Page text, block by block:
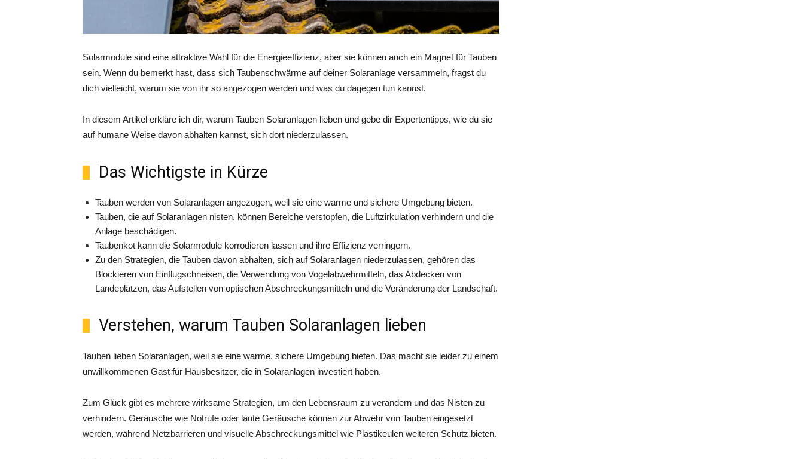
Solarmodule sind eine attraktive Wahl für die Energieeffizienz, aber sie können auch ein Magnet für Tauben
sein. Wenn du bemerkt hast, dass sich Taubenschwärme auf deiner Solaranlage versammeln, fragst du
dich vielleicht, warum sie von ihr so angezogen werden und was du dagegen tun kannst.
In diesem Artikel erkläre ich dir, warum Tauben Solaranlagen lieben und gebe dir Expertentipps, wie du sie
auf humane Weise davon abhalten kannst, sich dort niederzulassen.
Das Wichtigste in Kürze
Tauben werden von Solaranlagen angezogen, weil sie eine warme und sichere Umgebung bieten.
Tauben, die auf Solaranlagen nisten, können Bereiche verstopfen, die Luftzirkulation verhindern und die
Anlage beschädigen.
Taubenkot kann die Solarmodule korrodieren lassen und ihre Effizienz verringern.
Zu den Strategien, die Tauben davon abhalten, sich auf Solaranlagen niederzulassen, gehören das
Blockieren von Einflugschneisen, die Verwendung von Vogelabwehrmitteln, das Abdecken von
Landeplätzen, das Aufstellen von optischen Abschreckungsmitteln und die Veränderung der Landschaft.
Verstehen, warum Tauben Solaranlagen lieben
Tauben lieben Solaranlagen, weil sie eine warme, sichere Umgebung bieten. Das macht sie leider zu einem
unwillkommenen Gast für Hausbesitzer, die in Solaranlagen investiert haben.
Zum Glück gibt es mehrere wirksame Strategien, um den Lebensraum zu verändern und das Nisten zu
verhindern. Geräusche wie Notrufe oder laute Geräusche können zur Abwehr von Tauben eingesetzt
werden, während Netzbarrieren und visuelle Abschreckungsmittel wie Plastikeulen weiteren Schutz bieten.